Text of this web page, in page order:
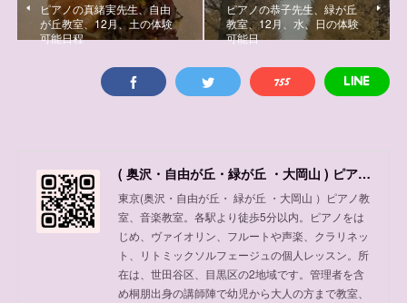
ピアノの真緒実先生、自由
が丘教室、12月、土の体験
可能日程
ピアノの恭子先生、緑が丘
教室、12月、水、日の体験
可能日
( 奥沢・自由が丘・緑が丘 ・大岡山 ) ピアノ教室、音楽教室
東京(奥沢・自由が丘・ 緑が丘 ・大岡山 ）ピアノ教
室、音楽教室。各駅より徒歩5分以内。ピアノをは
じめ、ヴァイオリン、フルートや声楽、クラリネッ
ト、リトミックソルフェージュの個人レッスン。所
在は、世田谷区、目黒区の2地域です。管理者を含
め桐朋出身の講師陣で幼児から大人の方まで教室、